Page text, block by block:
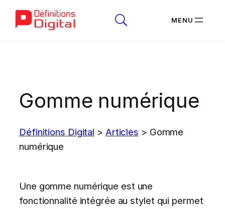
Gomme numérique
Définitions Digital > Articles > Gomme
numérique
Une gomme numérique est une
fonctionnalité intégrée au stylet qui permet